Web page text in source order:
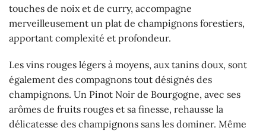
touches de noix et de curry, accompagne
merveilleusement un plat de champignons forestiers,
apportant complexité et profondeur.
Les vins rouges légers à moyens, aux tanins doux, sont
également des compagnons tout désignés des
champignons. Un Pinot Noir de Bourgogne, avec ses
arômes de fruits rouges et sa finesse, rehausse la
délicatesse des champignons sans les dominer. Même